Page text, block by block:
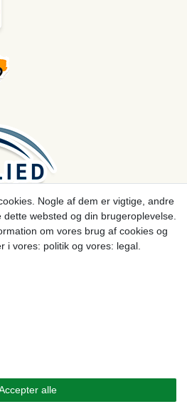
Nogle af dem er vigtige, andre
websted og din brugeroplevelse.
om vores brug af cookies og
i vores: politik og vores: legal.
alle